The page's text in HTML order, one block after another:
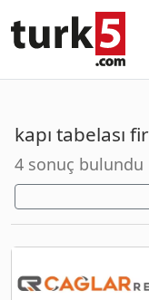
kapı tabelası
4 sonuç bulundu